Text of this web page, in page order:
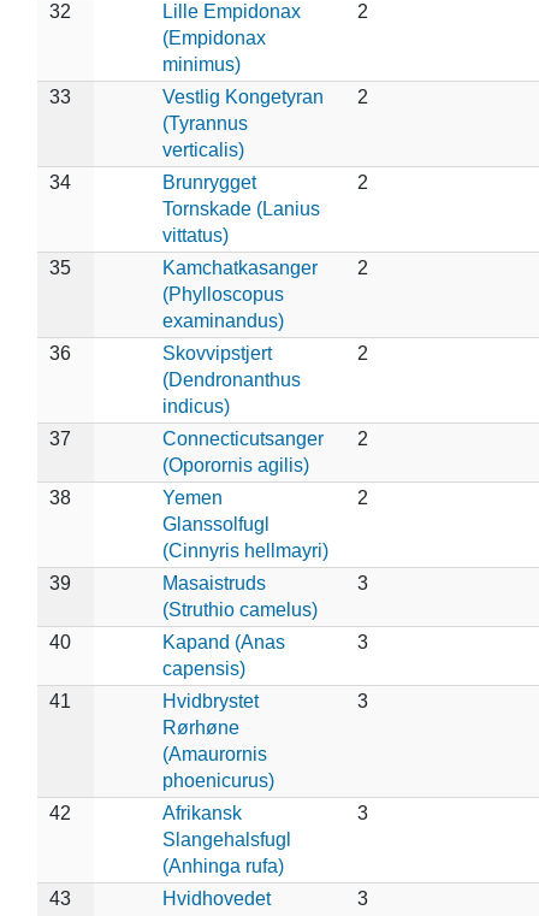
32
Lille Empidonax
(Empidonax
minimus)
2
33
Vestlig Kongetyran
(Tyrannus
verticalis)
2
34
Brunrygget
Tornskade (Lanius
vittatus)
2
35
Kamchatkasanger
(Phylloscopus
examinandus)
2
36
Skovvipstjert
(Dendronanthus
indicus)
2
37
Connecticutsanger
(Oporornis agilis)
2
38
Yemen
Glanssolfugl
(Cinnyris hellmayri)
2
39
Masaistruds
(Struthio camelus)
3
40
Kapand (Anas
capensis)
3
41
Hvidbrystet
Rørhøne
(Amaurornis
phoenicurus)
3
42
Afrikansk
Slangehalsfugl
(Anhinga rufa)
3
43
Hvidhovedet
3